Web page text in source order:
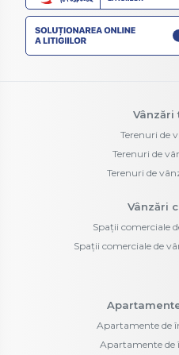
Vânzări
Terenuri de
Terenuri de
Terenuri de
Vânzări
Spații comerciale
Spații comerciale de
Apartamente de
Apartamente de